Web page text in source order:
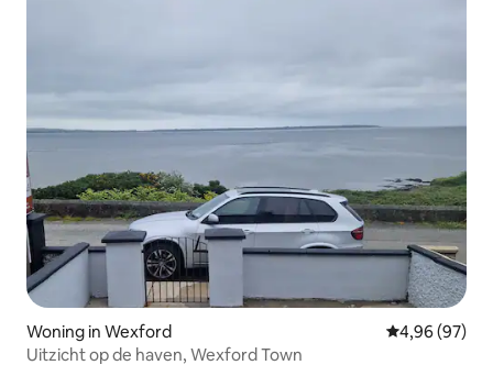
Woning in Wexford Gemiddelde
4,96 (97)
Uitzicht op de haven, Wexford Town